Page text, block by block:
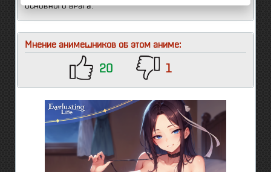
основного врага.
Мнение анимешников об этом аниме:
20 1